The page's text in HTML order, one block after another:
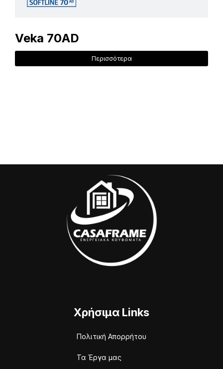
Veka 70AD
Περισσότερα
Χρήσιμα Links
Πολιτική Απορρήτου
Τα Έργα μας